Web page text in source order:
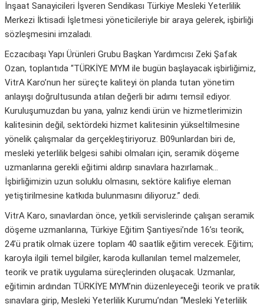
İnşaat Sanayicileri İşveren Sendikası Türkiye Mesleki Yeterlilik
Merkezi İktisadi İşletmesi yöneticileriyle bir araya gelerek, işbirliği
sözleşmesini imzaladı.
Eczacıbaşı Yapı Ürünleri Grubu Başkan Yardımcısı Zeki Şafak
Ozan, toplantıda “TÜRKİYE MYM ile bugün başlayacak işbirliğimiz,
VitrA Karo’nun her süreçte kaliteyi ön planda tutan yönetim
anlayışı doğrultusunda atılan değerli bir adımı temsil ediyor.
Kuruluşumuzdan bu yana, yalnız kendi ürün ve hizmetlerimizin
kalitesinin değil, sektördeki hizmet kalitesinin yükseltilmesine
yönelik çalışmalar da gerçekleştiriyoruz. B09unlardan biri de,
mesleki yeterlilik belgesi sahibi olmaları için, seramik döşeme
uzmanlarına gerekli eğitimi aldırıp sınavlara hazırlamak…
İşbirliğimizin uzun soluklu olmasını, sektöre kalifiye eleman
yetiştirilmesine katkıda bulunmasını diliyoruz.” dedi.
VitrA Karo, sınavlardan önce, yetkili servislerinde çalışan seramik
döşeme uzmanlarına, Türkiye Eğitim Şantiyesi’nde 16’sı teorik,
24’ü pratik olmak üzere toplam 40 saatlik eğitim verecek. Eğitim;
karoyla ilgili temel bilgiler, karoda kullanılan temel malzemeler,
teorik ve pratik uygulama süreçlerinden oluşacak. Uzmanlar,
eğitimin ardından TÜRKİYE MYM’nin düzenleyeceği teorik ve pratik
sınavlara girip, Mesleki Yeterlilik Kurumu’ndan “Mesleki Yeterlilik